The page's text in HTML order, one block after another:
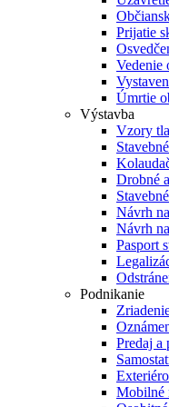
Prijatie
Vedenie
Úmrtie
Výstavba
Vzory
Drobné
Návrh
Návrh
Pasport
Podnikanie
Predaj a
Mobilné